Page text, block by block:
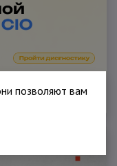
позволяют вам